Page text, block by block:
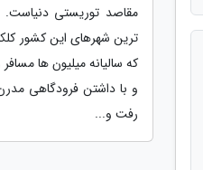
مقاصد توریستی
ترین شهرهای این کشور
که سالیانه میلیون ها
و با داشتن فرودگاهی
رفت و...